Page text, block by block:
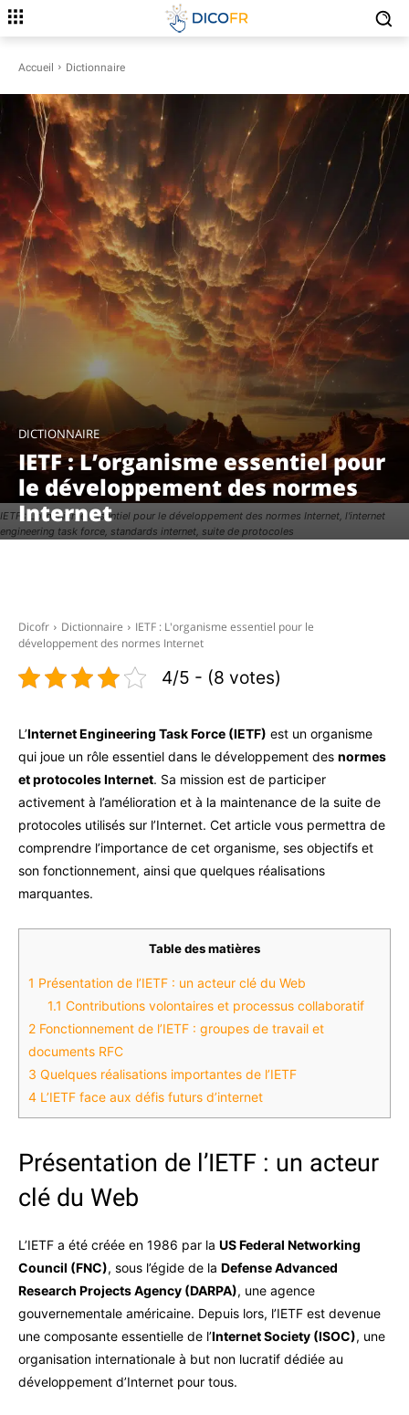
Accueil Dictionnaire
IETF : L'organisme essentiel pour le développement des normes Internet, l'internet
engineering task force, standards internet, suite de protocoles
DICTIONNAIRE
IETF : L’organisme essentiel pour
le développement des normes
Internet
Dicofr Dictionnaire
IETF : L'organisme essentiel pour le
développement des normes Internet
4/5 - (8 votes)
L’Internet Engineering Task Force (IETF) est un organisme
qui joue un rôle essentiel dans le développement des normes
et protocoles Internet. Sa mission est de participer
activement à l’amélioration et à la maintenance de la suite de
protocoles utilisés sur l’Internet. Cet article vous permettra de
comprendre l’importance de cet organisme, ses objectifs et
son fonctionnement, ainsi que quelques réalisations
marquantes.
Table des matières
1 Présentation de l’IETF : un acteur clé du Web
1.1 Contributions volontaires et processus collaboratif
2 Fonctionnement de l’IETF : groupes de travail et
documents RFC
3 Quelques réalisations importantes de l’IETF
4 L’IETF face aux défis futurs d’internet
Présentation de l’IETF : un acteur
clé du Web
L’IETF a été créée en 1986 par la US Federal Networking
Council (FNC), sous l’égide de la Defense Advanced
Research Projects Agency (DARPA), une agence
gouvernementale américaine. Depuis lors, l’IETF est devenue
une composante essentielle de l’Internet Society (ISOC), une
organisation internationale à but non lucratif dédiée au
développement d’Internet pour tous.